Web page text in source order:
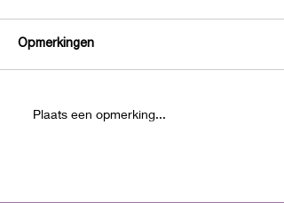
GGZ oordeelt over eigen
Opmerkingen
Plaats een opmerking...